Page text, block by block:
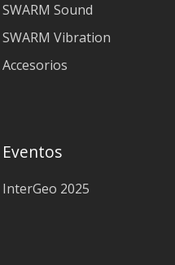
SWARM Sound
SWARM Vibration
Accesorios
Eventos
InterGeo 2025